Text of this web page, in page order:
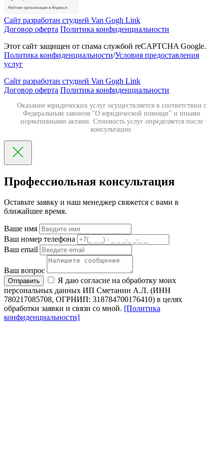
Сайт разработан студией Van Gogh Link
Договор оферта Политика конфиденциальности
Этот сайт защищен от спама службой reCAPTCHA Google.
Политика конфиденциальности/Условия предоставления
услуг
Сайт разработан студией Van Gogh Link
Договор оферта Политика конфиденциальности
Оказание юридических услуг осуществляется в соответствии с
Федеральным законом "О юридической помощи" и иными
нормативными актами. Стоимость услуг определяется после
консультации.
Профессиольная консультация
Оставьте заявку и наш менеджер свяжется с вами в
ближайшее время.
Ваше имя
Ваш номер телефона
Ваш email
Ваш вопрос
Отправить
Я даю согласие на обработку моих
персональных данных ИП Сметанин А.Л. (ИНН
780217085708, ОГРНИП: 318784700176410) в целях
обработки заявки и связи со мной. [Политика
конфиденциальности]